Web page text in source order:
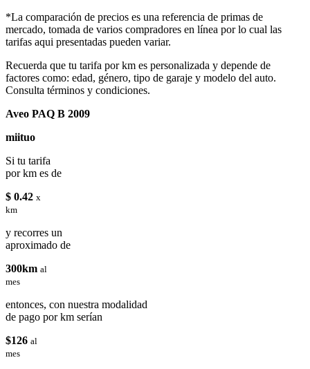
*La comparación de precios es una referencia de primas de
mercado, tomada de varios compradores en línea por lo cual las
tarifas aqui presentadas pueden variar.
Recuerda que tu tarifa por km es personalizada y depende de
factores como: edad, género, tipo de garaje y modelo del auto.
Consulta términos y condiciones.
Aveo PAQ B 2009
miituo
Si tu tarifa
por km es de
$ 0.42 x
km
y recorres un
aproximado de
300km al
mes
entonces, con nuestra modalidad
de pago por km serían
$126 al
mes